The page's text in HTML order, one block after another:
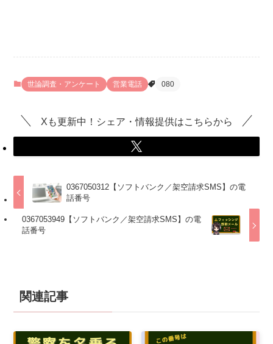
世論調査・アンケート 営業電話 080
Xも更新中！シェア・情報提供はこちらから
0367050312【ソフトバンク／架空請求SMS】の電
話番号
0367053949【ソフトバンク／架空請求SMS】の電
話番号
関連記事